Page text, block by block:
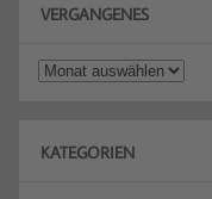
VERGANGENES
Vergangenes
KATEGORIEN